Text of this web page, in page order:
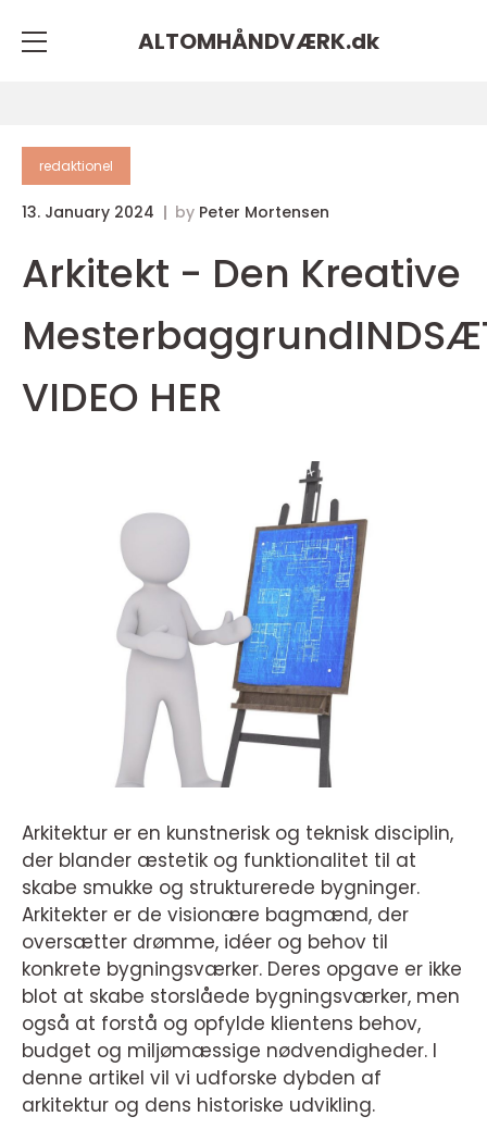
ALTOMHÅNDVÆRK.dk
redaktionel
13. January 2024 by Peter Mortensen
Arkitekt - Den Kreative
VIDEO HER
Arkitektur er en kunstnerisk og teknisk disciplin,
der blander æstetik og funktionalitet til at
skabe smukke og strukturerede bygninger.
Arkitekter er de visionære bagmænd, der
oversætter drømme, idéer og behov til
konkrete bygningsværker. Deres opgave er ikke
blot at skabe storslåede bygningsværker, men
også at forstå og opfylde klientens behov,
budget og miljømæssige nødvendigheder. I
denne artikel vil vi udforske dybden af
arkitektur og dens historiske udvikling.